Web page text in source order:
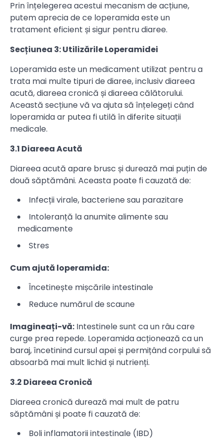
Prin înțelegerea acestui mecanism de acțiune,
putem aprecia de ce loperamida este un
tratament eficient și sigur pentru diaree.
Secțiunea 3: Utilizările Loperamidei
Loperamida este un medicament utilizat pentru a
trata mai multe tipuri de diaree, inclusiv diareea
acută, diareea cronică și diareea călătorului.
Această secțiune vă va ajuta să înțelegeți când
loperamida ar putea fi utilă în diferite situații
medicale.
3.1 Diareea Acută
Diareea acută apare brusc și durează mai puțin de
două săptămâni. Aceasta poate fi cauzată de:
Infecții virale, bacteriene sau parazitare
Intoleranță la anumite alimente sau
medicamente
Stres
Cum ajută loperamida:
Încetinește mișcările intestinale
Reduce numărul de scaune
Imagineați-vă: Intestinele sunt ca un râu care
curge prea repede. Loperamida acționează ca un
baraj, încetinind cursul apei și permițând corpului să
absoarbă mai mult lichid și nutrienți.
3.2 Diareea Cronică
Diareea cronică durează mai mult de patru
săptămâni și poate fi cauzată de:
Boli inflamatorii intestinale (IBD)